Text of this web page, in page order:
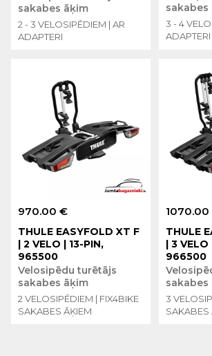
sakabes āķim
2 - 3 VELOSIPĒDIEM | AR
ADAPTERI
sakabes
3 - 4
ADAPTERI
970.00 €
THULE EASYFOLD XT F
| 2 VELO | 13-PIN,
965500
Velosipēdu turētājs
sakabes āķim
2 VELOSIPĒDIEM | FIX4BIKE
SAKABES ĀĶIEM
THULE
| 3 VELO
966500
sakabes
3
SAKABES